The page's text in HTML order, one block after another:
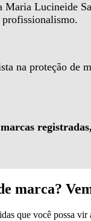
Maria Lucineide
profissionalismo.
na proteção de
marca?
que você possa